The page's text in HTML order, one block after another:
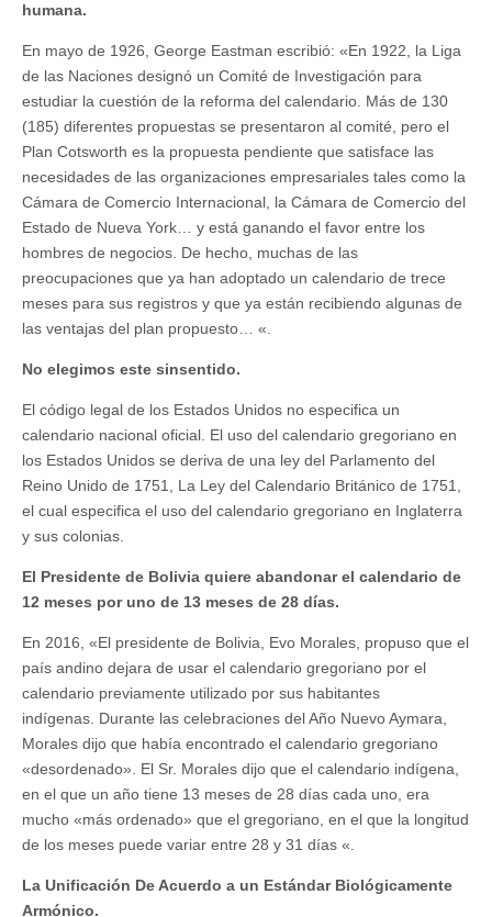
humana.
En mayo de 1926, George Eastman escribió: «En 1922, la Liga
de las Naciones designó un Comité de Investigación para
estudiar la cuestión de la reforma del calendario. Más de 130
(185) diferentes propuestas se presentaron al comité, pero el
Plan Cotsworth es la propuesta pendiente que satisface las
necesidades de las organizaciones empresariales tales como la
Cámara de Comercio Internacional, la Cámara de Comercio del
Estado de Nueva York… y está ganando el favor entre los
hombres de negocios. De hecho, muchas de las
preocupaciones que ya han adoptado un calendario de trece
meses para sus registros y que ya están recibiendo algunas de
las ventajas del plan propuesto… «.
No elegimos este sinsentido.
El código legal de los Estados Unidos no especifica un
calendario nacional oficial. El uso del calendario gregoriano en
los Estados Unidos se deriva de una ley del Parlamento del
Reino Unido de 1751, La Ley del Calendario Británico de 1751,
el cual especifica el uso del calendario gregoriano en Inglaterra
y sus colonias.
El Presidente de Bolivia quiere abandonar el calendario de
12 meses por uno de 13 meses de 28 días.
En 2016, «El presidente de Bolivia, Evo Morales, propuso que el
país andino dejara de usar el calendario gregoriano por el
calendario previamente utilizado por sus habitantes
indígenas. Durante las celebraciones del Año Nuevo Aymara,
Morales dijo que había encontrado el calendario gregoriano
«desordenado». El Sr. Morales dijo que el calendario indígena,
en el que un año tiene 13 meses de 28 días cada uno, era
mucho «más ordenado» que el gregoriano, en el que la longitud
de los meses puede variar entre 28 y 31 días «.
La Unificación De Acuerdo a un Estándar Biológicamente
Armónico.